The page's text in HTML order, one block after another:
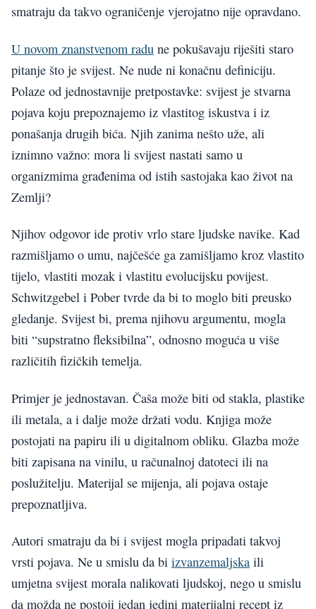
smatraju da takvo ograničenje vjerojatno nije opravdano.
U novom znanstvenom radu ne pokušavaju riješiti staro
pitanje što je svijest. Ne nude ni konačnu definiciju.
Polaze od jednostavnije pretpostavke: svijest je stvarna
pojava koju prepoznajemo iz vlastitog iskustva i iz
ponašanja drugih bića. Njih zanima nešto uže, ali
iznimno važno: mora li svijest nastati samo u
organizmima građenima od istih sastojaka kao život na
Zemlji?
Njihov odgovor ide protiv vrlo stare ljudske navike. Kad
razmišljamo o umu, najčešće ga zamišljamo kroz vlastito
tijelo, vlastiti mozak i vlastitu evolucijsku povijest.
Schwitzgebel i Pober tvrde da bi to moglo biti preusko
gledanje. Svijest bi, prema njihovu argumentu, mogla
biti “supstratno fleksibilna”, odnosno moguća u više
različitih fizičkih temelja.
Primjer je jednostavan. Čaša može biti od stakla, plastike
ili metala, a i dalje može držati vodu. Knjiga može
postojati na papiru ili u digitalnom obliku. Glazba može
biti zapisana na vinilu, u računalnoj datoteci ili na
poslužitelju. Materijal se mijenja, ali pojava ostaje
prepoznatljiva.
Autori smatraju da bi i svijest mogla pripadati takvoj
vrsti pojava. Ne u smislu da bi izvanzemaljska ili
umjetna svijest morala nalikovati ljudskoj, nego u smislu
da možda ne postoji jedan jedini materijalni recept iz